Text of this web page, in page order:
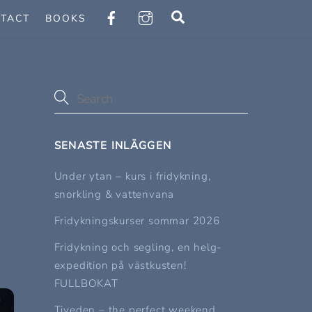
BOOKS
SENASTE INLÄGGEN
Under ytan – kurs i fridykning,
snorkling & vattenvana
Fridykningskurser sommar 2026
Fridykning och segling, en helg-
expedition på västkusten!
FULLBOKAT